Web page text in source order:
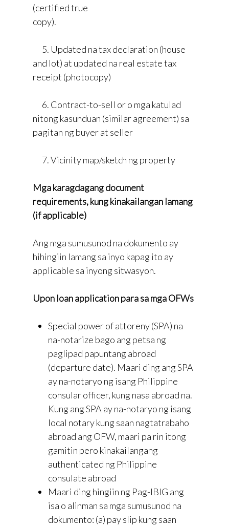
(certified true
copy).
5. Updated na tax declaration (house
and lot) at updated na real estate tax
receipt (photocopy)
6. Contract-to-sell or o mga katulad
nitong kasunduan (similar agreement) sa
pagitan ng buyer at seller
7. Vicinity map/sketch ng property
Mga karagdagang document
requirements, kung kinakailangan lamang
(if applicable)
Ang mga sumusunod na dokumento ay
hihingiin lamang sa inyo kapag ito ay
applicable sa inyong sitwasyon.
Upon loan application para sa mga OFWs
Special power of attoreny (SPA) na
na-notarize bago ang petsa ng
paglipad papuntang abroad
(departure date). Maari ding ang SPA
ay na-notaryo ng isang Philippine
consular officer, kung nasa abroad na.
Kung ang SPA ay na-notaryo ng isang
local notary kung saan nagtatrabaho
abroad ang OFW, maari pa rin itong
gamitin pero kinakailangang
authenticated ng Philippine
consulate abroad
Maari ding hingiin ng Pag-IBIG ang
isa o alinman sa mga sumusunod na
dokumento: (a) pay slip kung saan